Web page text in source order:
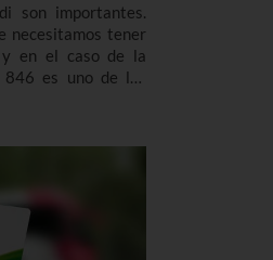
son importantes.
necesitamos tener
y en el caso de la
es uno de los